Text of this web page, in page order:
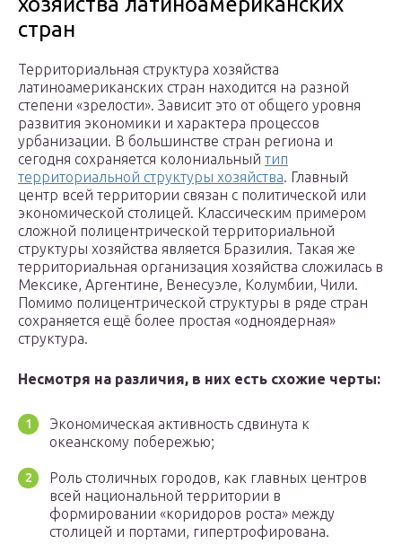
стран
Территориальная структура хозяйства
латиноамериканских стран находится на разной
степени «зрелости». Зависит это от общего уровня
развития экономики и характера процессов
урбанизации. В большинстве стран региона и
сегодня сохраняется колониальный тип
территориальной структуры хозяйства. Главный
центр всей территории связан с политической или
экономической столицей. Классическим примером
сложной полицентрической территориальной
структуры хозяйства является Бразилия. Такая же
территориальная организация хозяйства сложилась в
Мексике, Аргентине, Венесуэле, Колумбии, Чили.
Помимо полицентрической структуры в ряде стран
сохраняется ещё более простая «одноядерная»
структура.
Несмотря на различия, в них есть схожие черты:
Экономическая активность сдвинута к
океанскому побережью;
Роль столичных городов, как главных центров
всей национальной территории в
формировании «коридоров роста» между
столицей и портами, гипертрофирована.